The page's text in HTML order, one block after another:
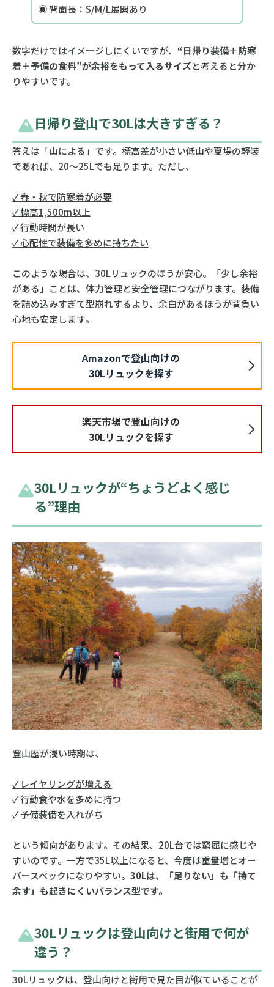
◉ 背面長：S/M/L展開あり
数字だけではイメージしにくいですが、 “日帰り装備＋防寒
着＋予備の食料”が余裕をもって入るサイズと考えると分か
りやすいです。
日帰り登山で30Lは大きすぎる？
答えは「山による」です。標高差が小さい低山や夏場の軽装
であれば、20〜25Lでも足ります。ただし、
✓ 春・秋で防寒着が必要
✓ 標高1,500m以上
✓ 行動時間が長い
✓ 心配性で装備を多めに持ちたい
このような場合は、30Lリュックのほうが安心。「少し余裕
がある」ことは、体力管理と安全管理につながります。装備
を詰め込みすぎて型崩れするより、余白があるほうが背負い
心地も安定します。
Amazonで登山向けの
30Lリュックを探す
楽天市場で登山向けの
30Lリュックを探す
30Lリュックが“ちょうどよく感じ
る”理由
登山歴が浅い時期は、
✓ レイヤリングが増える
✓ 行動食や水を多めに持つ
✓ 予備装備を入れがち
という傾向があります。その結果、20L台では窮屈に感じや
すいのです。一方で35L以上になると、今度は重量増とオー
バースペックになりやすい。 30Lは、「足りない」も「持て
余す」も起きにくいバランス型です。
30Lリュックは登山向けと街用で何が
違う？
30Lリュックは、登山向けと街用で見た目が似ていることが